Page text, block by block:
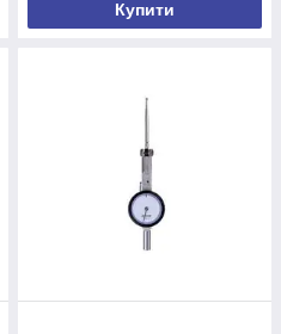
Купити